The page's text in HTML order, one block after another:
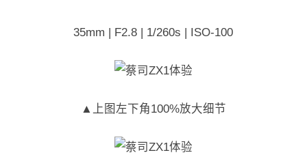
35mm | F2.8 | 1/260s | ISO-100
▲上图左下角100%放大细节